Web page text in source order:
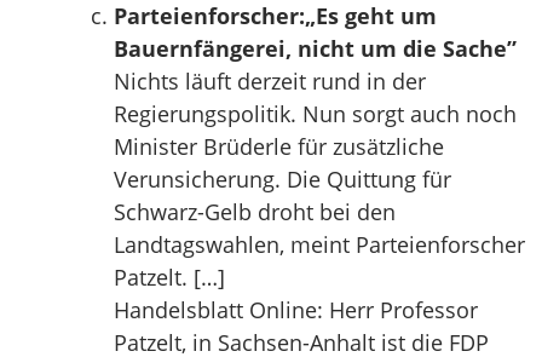
Parteienforscher:„Es geht um
Bauernfängerei, nicht um die Sache”
Nichts läuft derzeit rund in der
Regierungspolitik. Nun sorgt auch noch
Minister Brüderle für zusätzliche
Verunsicherung. Die Quittung für
Schwarz-Gelb droht bei den
Landtagswahlen, meint Parteienforscher
Patzelt. […]
Handelsblatt Online: Herr Professor
Patzelt, in Sachsen-Anhalt ist die FDP